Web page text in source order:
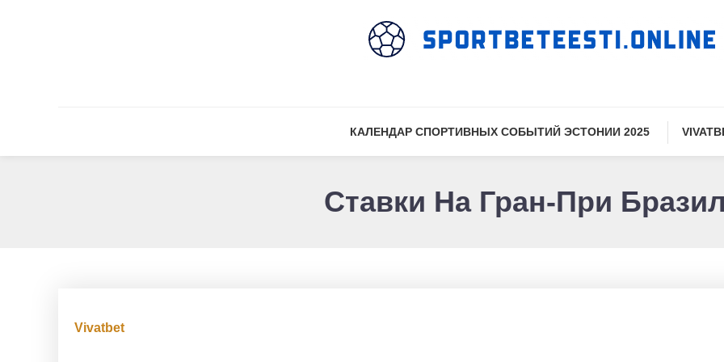
КАЛЕНДАР СПОРТИВНЫХ СОБЫТИЙ ЭСТОНИИ 2025
Ставки На Гран-При
Vivatbet